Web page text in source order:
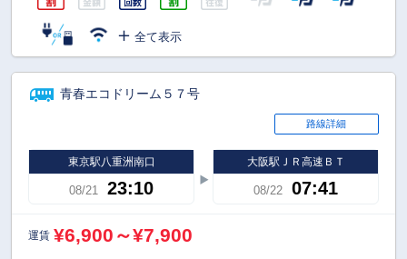
全て表示
青春エコドリーム５７号
路線詳細
東京駅八重洲南口
08/21 23:10
大阪駅ＪＲ高速ＢＴ
08/22 07:41
運賃 ¥6,900～¥7,900